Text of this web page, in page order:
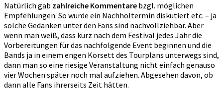
Natürlich gab zahlreiche Kommentare bzgl. möglichen
Empfehlungen. So wurde ein Nachholtermin diskutiert etc. – ja
solche Gedanken unter den Fans sind nachvollziehbar. Aber
wenn man weiß, dass kurz nach dem Festival jedes Jahr die
Vorbereitungen für das nachfolgende Event beginnen und die
Bands ja in einem engen Korsett des Tourplans unterwegs sind,
dann man so eine riesige Veranstaltung nicht einfach genauso
vier Wochen später noch mal aufziehen. Abgesehen davon, ob
dann alle Fans ihrerseits Zeit hätten.